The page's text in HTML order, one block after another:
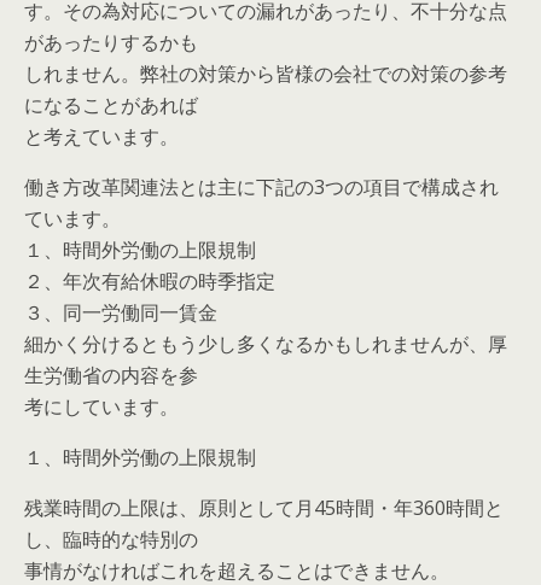
す。その為対応についての漏れがあったり、不十分な点
があったりするかも
しれません。弊社の対策から皆様の会社での対策の参考
になることがあれば
と考えています。
働き方改革関連法とは主に下記の3つの項目で構成され
ています。
１、時間外労働の上限規制
２、年次有給休暇の時季指定
３、同一労働同一賃金
細かく分けるともう少し多くなるかもしれませんが、厚
生労働省の内容を参
考にしています。
１、時間外労働の上限規制
残業時間の上限は、原則として月45時間・年360時間と
し、臨時的な特別の
事情がなければこれを超えることはできません。